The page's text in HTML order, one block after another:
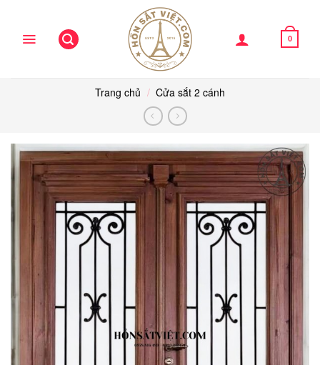
content
0
Trang chủ / Cửa sắt 2 cánh